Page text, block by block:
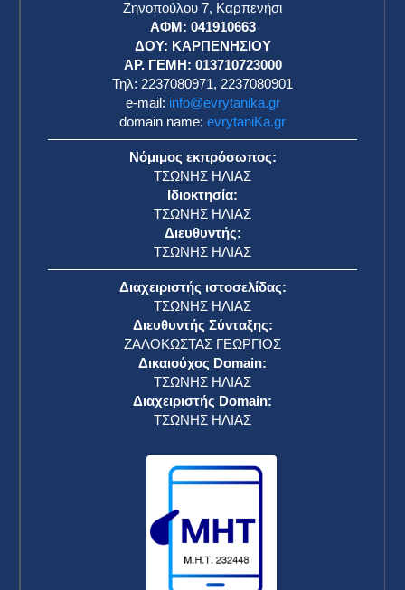
Ζηνοπούλου 7, Καρπενήσι
ΑΦΜ: 041910663
ΔΟΥ: ΚΑΡΠΕΝΗΣΙΟΥ
ΑΡ. ΓΕΜΗ: 013710723000
Τηλ: 2237080971, 2237080901
e-mail: info@evrytanika.gr
domain name: evrytaniKa.gr
Νόμιμος εκπρόσωπος:
ΤΣΩΝΗΣ ΗΛΙΑΣ
Ιδιοκτησία:
ΤΣΩΝΗΣ ΗΛΙΑΣ
Διευθυντής:
ΤΣΩΝΗΣ ΗΛΙΑΣ
Διαχειριστής ιστοσελίδας:
ΤΣΩΝΗΣ ΗΛΙΑΣ
Διευθυντής Σύνταξης:
ΖΑΛΟΚΩΣΤΑΣ ΓΕΩΡΓΙΟΣ
Δικαιούχος Domain:
ΤΣΩΝΗΣ ΗΛΙΑΣ
Διαχειριστής Domain:
ΤΣΩΝΗΣ ΗΛΙΑΣ